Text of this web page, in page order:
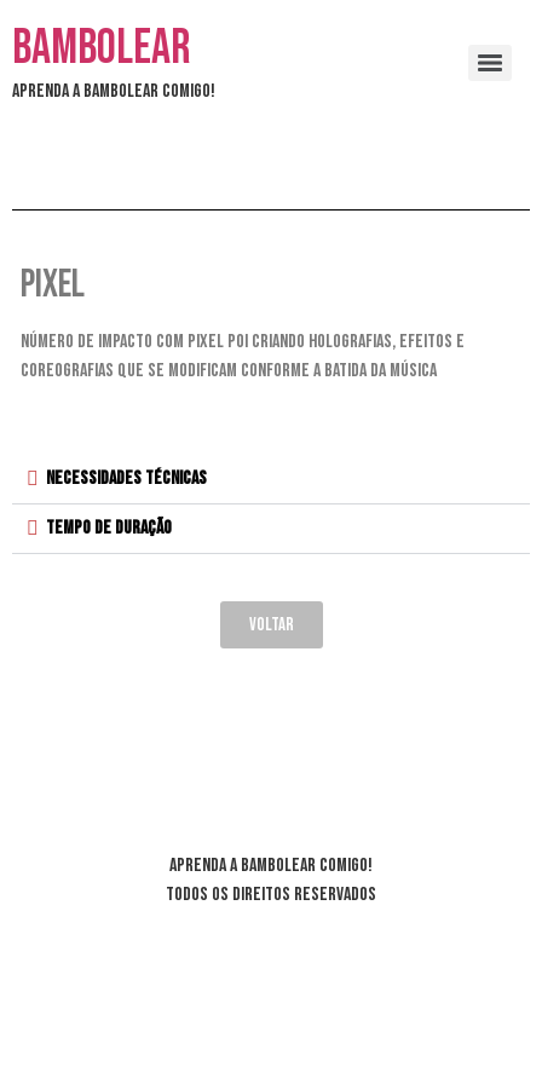
Bambolear
Aprenda a bambolear comigo!
PIXEL
Número de impacto com Pixel Poi criando holografias, efeitos e
coreografias que se modificam conforme a batida da música
Necessidades Técnicas
Tempo de Duração
VOLTAR
Aprenda a bambolear comigo!
Todos os direitos reservados